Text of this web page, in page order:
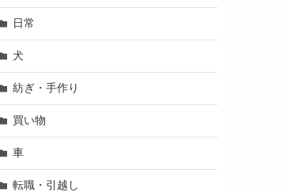
日常
犬
紡ぎ・手作り
買い物
車
転職・引越し